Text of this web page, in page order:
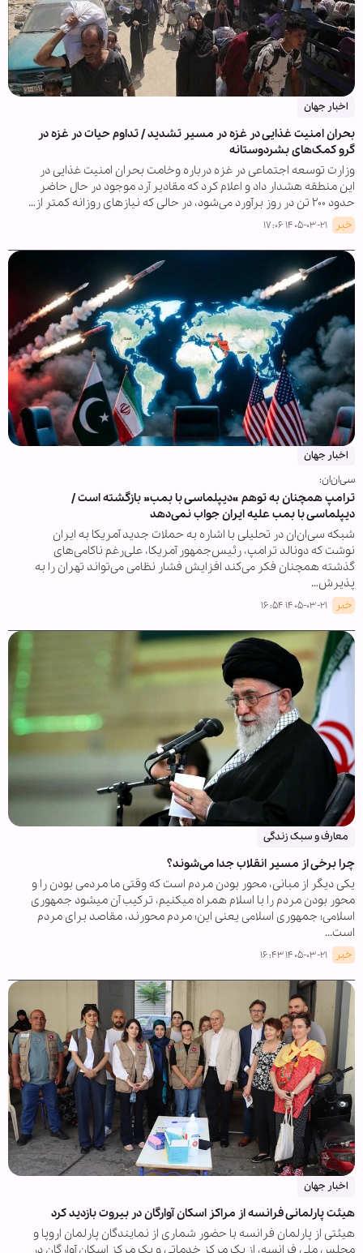
اخبار جهان
بحران امنیت غذایی در غزه در مسیر تشدید / تداوم حیات در غزه در
گرو کمک‌های بشردوستانه
وزارت توسعه اجتماعی در غزه درباره وخامت بحران امنیت غذایی در
این منطقه هشدار داد و اعلام کرد که مقادیر آرد موجود در حال حاضر
حدود ۲۰۰ تن در روز برآورد می‌شود، در حالی که نیازهای روزانه کمتر از…
خبر ۱۴۰۵-۰۳-۲۱ ۱۷:۰۶
اخبار جهان
سی‌ان‌ان:
ترامپ همچنان به توهم «دیپلماسی با بمب» بازگشته است /
دیپلماسی با بمب علیه ایران جواب نمی‌دهد
شبکه سی‌ان‌ان در تحلیلی با اشاره به حملات جدید آمریکا به ایران
نوشت که دونالد ترامپ، رئیس‌جمهور آمریکا، علی‌رغم ناکامی‌های
گذشته همچنان فکر می‌کند افزایش فشار نظامی می‌تواند تهران را به
پذیرش…
خبر ۱۴۰۵-۰۳-۲۱ ۱۶:۵۴
معارف و سبک زندگی
چرا برخی از مسیر انقلاب جدا می‌شوند؟
یکی دیگر از مبانی، محور بودن مردم است که وقتی ما مردمی بودن را و
محور بودن مردم را با اسلام همراه میکنیم، ترکیب آن میشود جمهوری
اسلامی؛ جمهوری اسلامی یعنی این؛ مردم محورند، مقاصد برای مردم
است...
خبر ۱۴۰۵-۰۳-۲۱ ۱۶:۴۳
اخبار جهان
هیئت پارلمانی فرانسه از مراکز اسکان آوارگان در بیروت بازدید کرد
هیئتی از پارلمان فرانسه با حضور شماری از نمایندگان پارلمان اروپا و
مجلس ملی فرانسه، از یک مرکز خدماتی و یک مرکز اسکان آوارگان در